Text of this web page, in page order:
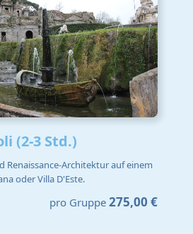
(2-3 Std.)
Renaissance-Architektur auf einem
oder Villa D'Este.
pro Gruppe 275,00 €